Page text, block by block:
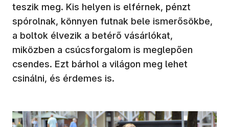
teszik meg. Kis helyen is elférnek, pénzt
spórolnak, könnyen futnak bele ismerősökbe,
a boltok élvezik a betérő vásárlókat,
miközben a csúcsforgalom is meglepően
csendes. Ezt bárhol a világon meg lehet
csinálni, és érdemes is.